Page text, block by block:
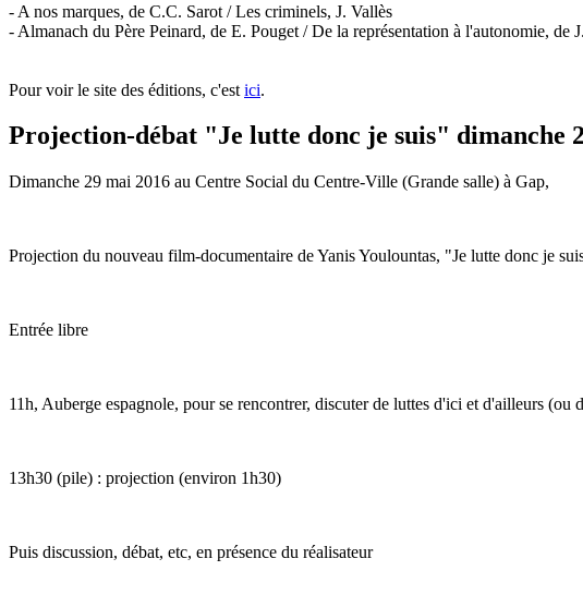
- A nos marques, de C.C. Sarot / Les criminels, J. Vallès
- Almanach du Père Peinard, de E. Pouget / De la représentation à l'autonomie, de
Pour voir le site des éditions, c'est ici.
Projection-débat "Je lutte donc je suis" dimanche
Dimanche 29 mai 2016 au Centre Social du Centre-Ville (Grande salle) à Gap,
Projection du nouveau film-documentaire de Yanis Youlountas, "Je lutte donc je
Entrée libre
11h, Auberge espagnole, pour se rencontrer, discuter de luttes d'ici et d'ailleurs (ou
13h30 (pile) : projection (environ 1h30)
Puis discussion, débat, etc, en présence du réalisateur